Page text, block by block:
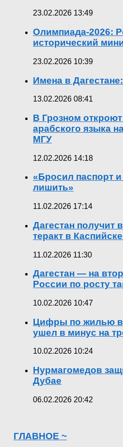
23.02.2026 13:49
Олимпиада-2026:
исторический
23.02.2026 10:39
Имена в
13.02.2026 08:41
В Грозном
арабского языка
МГУ
12.02.2026 14:18
«Бросил паспорт
лишить»
11.02.2026 17:14
Дагестан получит
теракт в
11.02.2026 11:30
Дагестан — на
России по росту
10.02.2026 10:47
Цифры по жилью
ушел в минус на
10.02.2026 10:24
Нурмагомедов
Дубае
06.02.2026 20:42
ГЛАВНОЕ ~